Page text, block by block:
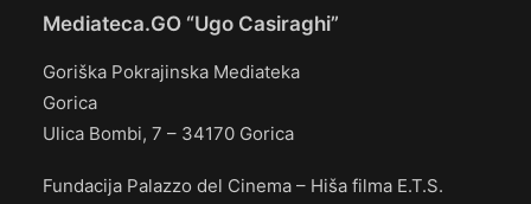
Mediateca.GO “Ugo Casiraghi”
Goriška Pokrajinska Mediateka
Gorica
Ulica Bombi, 7 – 34170 Gorica
Fundacija Palazzo del Cinema – Hiša filma E.T.S.